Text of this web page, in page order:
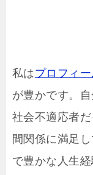
私はプロフィ
が豊かです。
社会不適応者
間関係に満足
で豊かな人生